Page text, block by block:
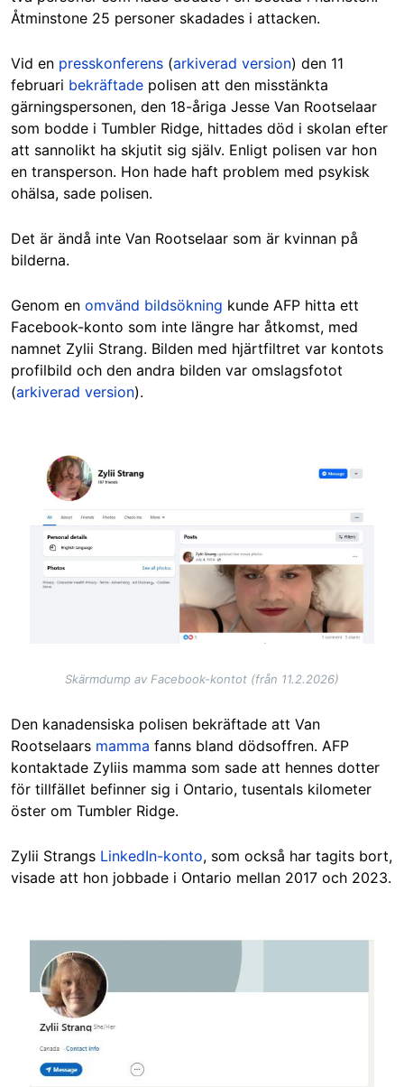
Åtminstone 25 personer skadades i attacken.
Vid en presskonferens (arkiverad version) den 11
februari bekräftade polisen att den misstänkta
gärningspersonen, den 18-åriga Jesse Van Rootselaar
som bodde i Tumbler Ridge, hittades död i skolan efter
att sannolikt ha skjutit sig själv. Enligt polisen var hon
en transperson. Hon hade haft problem med psykisk
ohälsa, sade polisen.
Det är ändå inte Van Rootselaar som är kvinnan på
bilderna.
Genom en omvänd bildsökning kunde AFP hitta ett
Facebook-konto som inte längre har åtkomst, med
namnet Zylii Strang. Bilden med hjärtfiltret var kontots
profilbild och den andra bilden var omslagsfotot
(arkiverad version).
Image
Skärmdump av Facebook-kontot (från 11.2.2026)
Den kanadensiska polisen bekräftade att Van
Rootselaars mamma fanns bland dödsoffren. AFP
kontaktade Zyliis mamma som sade att hennes dotter
för tillfället befinner sig i Ontario, tusentals kilometer
öster om Tumbler Ridge.
Zylii Strangs LinkedIn-konto, som också har tagits bort,
visade att hon jobbade i Ontario mellan 2017 och 2023.
Image